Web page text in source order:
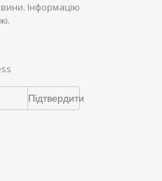
Інформацію
Підтвердити